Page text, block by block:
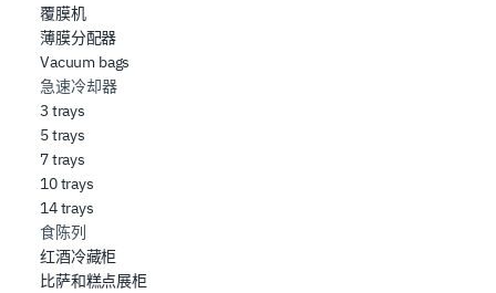
覆膜机
薄膜分配器
Vacuum bags
急速冷却器
3 trays
5 trays
7 trays
10 trays
14 trays
食陈列
红酒冷藏柜
比萨和糕点展柜